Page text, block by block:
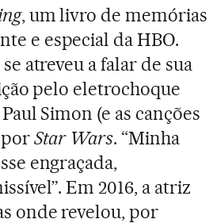
, um livro de memórias
e especial da HBO.
atreveu a falar de sua
pelo eletrochoque
Simon (e as canções
Star Wars. “Minha
engraçada,
Em 2016, a atriz
onde revelou, por